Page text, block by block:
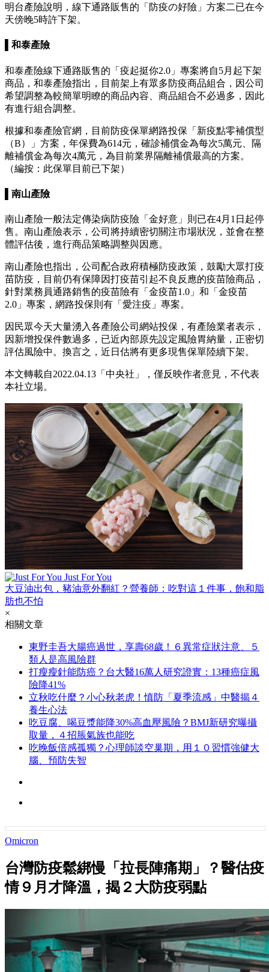
明台產險說明，線下通路販售的「防疫の好險」方案二已在今
天傍晚5時許下架。
▌和泰產險
和泰產險線下通路販售的「疫起挺你2.0」專案將自5月起下架
商品，和泰產險指出，目前架上有眾多防疫商品組合，因公司
希望調整為較簡單明瞭的商品內容、商品組合不必過多，因此
有進行組合調整。
根據和泰產險官網，目前防疫保單網路投保「新疫點零補償型
（B）」方案，年保費為614元，確診補償金為每次5萬元、隔
離補償金為每次4萬元，為目前業界隔離補償最高的方案。
（編按：此保單目前已下架）
▌南山產險
南山產險一般法定傳染病防疫險「金好意」則已在4月1日起停
售。南山產險表示，公司將持續密切關注市場狀況，並會在整
體評估後，進行商品策略調整與因應。
南山產險也指出，公司配合政府積極防疫政策，鼓勵大眾打疫
苗防疫，目前仍有保障因打疫苗引起不良反應的疫苗險商品，
針對業務員通路銷售的疫苗險有「金疫苗1.0」和「金疫苗
2.0」專案，網路投保則有「愛注疫」專案。
因民眾今天大量湧入各產險公司網站投保，有產險業者表示，
因新增投保件數過多，已近內部原先設定風險胃納量，正密切
評估風險中。換言之，近日估將有更多現售保單陸續下架。
本文轉載自2022.04.13「中央社」，僅反映作者意見，不代表
本社立場。
Just For You
大豆油出包，豬油意外翻紅？營養師：吃對這１件事，飽和脂
肪也不怕
×
相關文章
東野圭吾大腸癌過世，享壽68歲！６異常症狀注意、５
類人是高風險群
打瘦瘦針能防癌？台大醫16萬人研究證實：13種癌症風
險降41%
立秋吃什麼？小心秋老虎！慎防「夏季流感」中醫揭４
養生心法
吃豆腐、喝豆漿能降30%高血壓風險？BMJ新研究曝攝
取量，４招脹氣族也能吃
吃晚飯倍感孤獨？心理師談空巢期，用１０習慣強健大
腦、預防失智
Omicron
台灣防疫鬆綁慢「拉長陣痛期」？醫估疫
情９月才降溫，揭２大防疫弱點